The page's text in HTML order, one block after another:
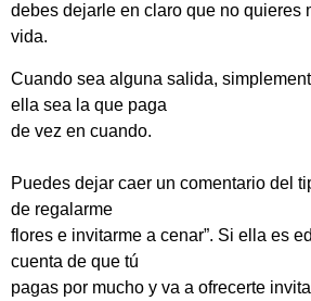
debes dejarle en claro que no quieres
vida.
Cuando sea alguna salida,
ella sea la que paga
de vez en cuando.
Puedes dejar caer un comentario del
de regalarme
flores e invitarme a cenar”. Si ella es
cuenta de que tú
pagas por mucho y va a ofrecerte